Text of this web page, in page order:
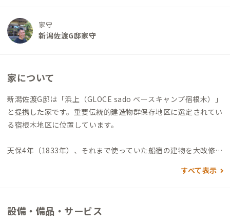
家守
新潟佐渡G邸家守
家について
新潟佐渡G邸は「浜上（GLOCE sado ベースキャンプ宿根木）」
と提携した家です。重要伝統的建造物群保存地区に選定されてい
る宿根木地区に位置しています。
天保4年（1833年）、それまで使っていた船宿の建物を大改修、
様式を残しています。建物自体は築古ですが、キッチン、お風
すべて表示
設備・備品・サービス